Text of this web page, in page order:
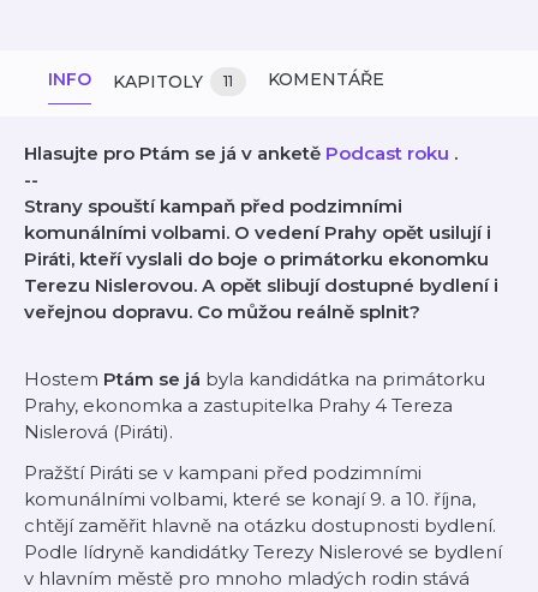
INFO KAPITOLY 11 KOMENTÁŘE
Hlasujte pro Ptám se já v anketě Podcast roku .
--
Strany spouští kampaň před podzimními
komunálními volbami. O vedení Prahy opět usilují i
Piráti, kteří vyslali do boje o primátorku ekonomku
Terezu Nislerovou. A opět slibují dostupné bydlení i
veřejnou dopravu. Co můžou reálně splnit?
Hostem Ptám se já byla kandidátka na primátorku
Prahy, ekonomka a zastupitelka Prahy 4 Tereza
Nislerová (Piráti).
Pražští Piráti se v kampani před podzimními
komunálními volbami, které se konají 9. a 10. října,
chtějí zaměřit hlavně na otázku dostupnosti bydlení.
Podle lídryně kandidátky Terezy Nislerové se bydlení
v hlavním městě pro mnoho mladých rodin stává